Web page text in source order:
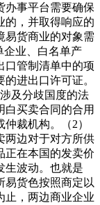
办事平台需要确保
的，并取得响应的
易货商业的对象需
企业、白名单产
口管制清单中的项
进出口许可证。
及分歧国度的法
白买卖合同的合用
裁机构。（2）
两边对于对方所供
正在本国的发卖价
生波动。也就是
易货色按照商定以
止，两边商业企业